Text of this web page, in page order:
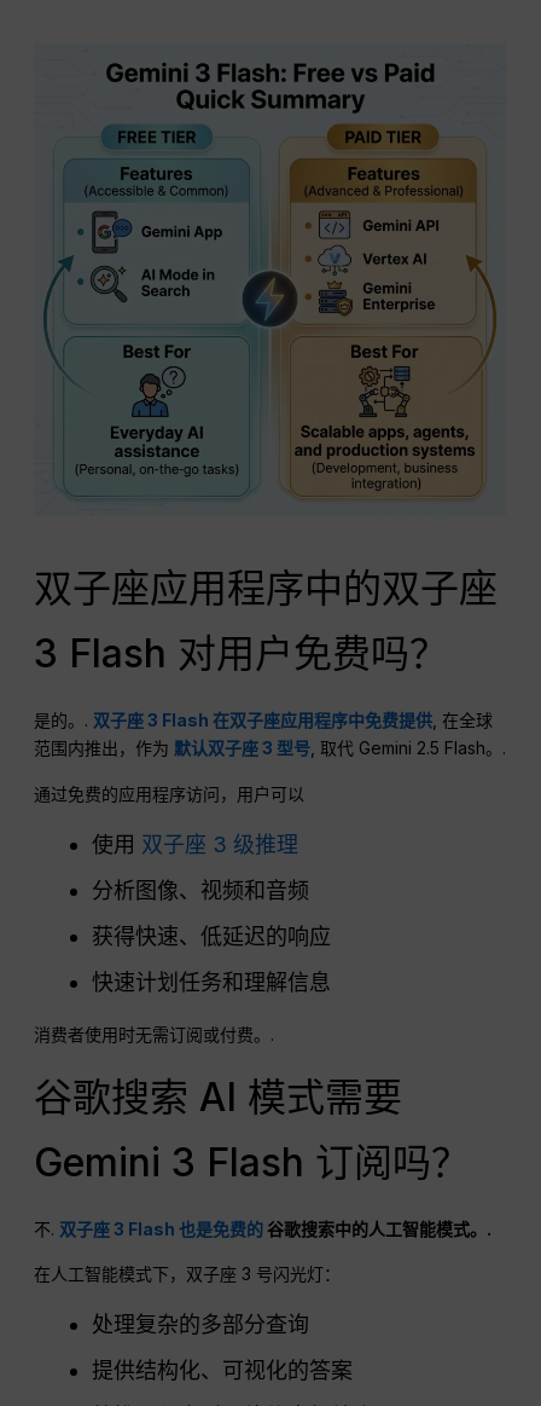
双子座应用程序中的双子座
3 Flash 对用户免费吗？
是的。. 双子座 3 Flash 在双子座应用程序中免费提供 , 在全球
范围内推出，作为 默认双子座 3 型号 , 取代 Gemini 2.5 Flash。.
通过免费的应用程序访问，用户可以
使用 双子座 3 级推理
分析图像、视频和音频
获得快速、低延迟的响应
快速计划任务和理解信息
消费者使用时无需订阅或付费。.
谷歌搜索 AI 模式需要
Gemini 3 Flash 订阅吗？
不. 双子座 3 Flash 也是免费的 谷歌搜索中的人工智能模式。.
在人工智能模式下，双子座 3 号闪光灯：
处理复杂的多部分查询
提供结构化、可视化的答案